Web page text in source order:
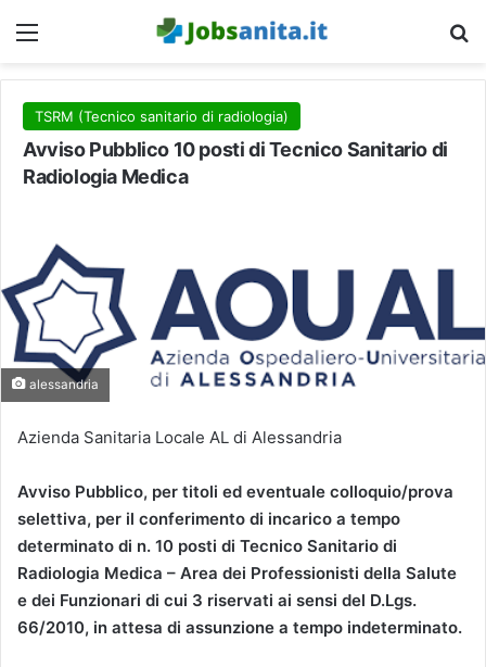
Menu
TSRM (Tecnico sanitario di radiologia)
Avviso Pubblico 10 posti di Tecnico Sanitario di
Radiologia Medica
alessandria
Azienda Sanitaria Locale AL di Alessandria
Avviso Pubblico, per titoli ed eventuale colloquio/prova
selettiva, per il conferimento di incarico a tempo
determinato di n. 10 posti di Tecnico Sanitario di
Radiologia Medica – Area dei Professionisti della Salute
e dei Funzionari di cui 3 riservati ai sensi del D.Lgs.
66/2010, in attesa di assunzione a tempo indeterminato.